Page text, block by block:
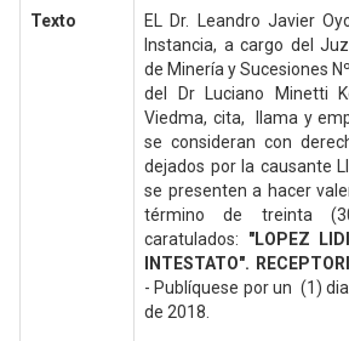
Texto
EL Dr. Leandro Javier
Instancia, a cargo del
de Minería y Sucesiones
del Dr Luciano Minetti
Viedma, cita, llama y
se consideran con
dejados por la causante
se presenten a hacer
término de treinta
caratulados: "LOPEZ
INTESTATO".
- Publíquese por un (1)
de 2018.